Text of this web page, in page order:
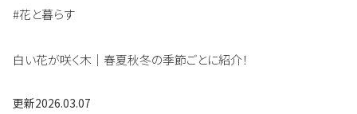
#花と暮らす
白い花が咲く木｜春夏秋冬の季節ごとに紹介！
更新2026.03.07